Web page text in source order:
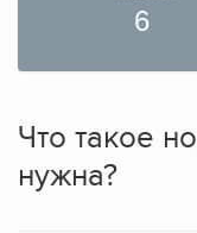
6
Что такое
нужна?